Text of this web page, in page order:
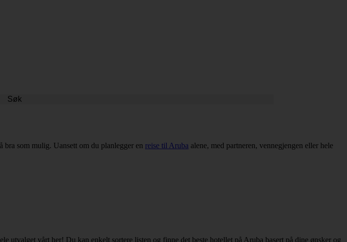
Søk
som mulig. Uansett om du planlegger en reise til Aruba alene, med partneren, vennegjengen eller hele
vårt her! Du kan enkelt sortere listen og finne det beste hotellet på Aruba basert på dine ønsker og